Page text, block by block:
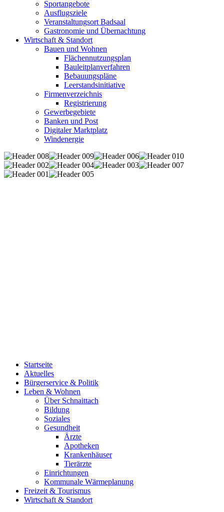
Sportangebote
Ausflugsziele
Veranstaltungsort Badsaal
Gastronomie und Übernachtung
Wirtschaft & Standort
Bauen und Wohnen
Flächennutzungsplan
Bauleitplanverfahren
Bebauungspläne
Leerstandsinitiative
Firmenverzeichnis
Registrierung
Gewerbegebiete
Banken und Post
Digitaler Marktplatz
Windenergie
Startseite
Aktuelles
Bürgerservice & Politik
Leben & Wohnen
Über Schnaittach
Bildung
Soziales
Gesundheit
Ärzte
Apotheken
Krankenhäuser
Tierärzte
Einrichtungen
Kommunale Wärmeplanung
Freizeit & Tourismus
Wirtschaft & Standort